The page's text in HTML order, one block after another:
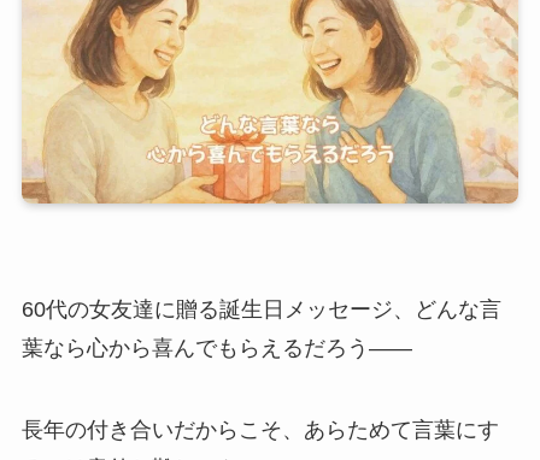
60代の女友達に贈る誕生日メッセージ、どんな言
葉なら心から喜んでもらえるだろう——
長年の付き合いだからこそ、あらためて言葉にす